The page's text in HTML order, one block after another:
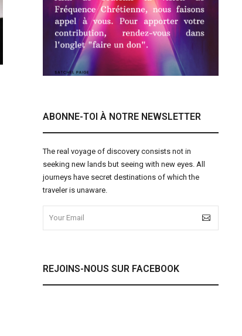
ABONNE-TOI À NOTRE NEWSLETTER
The real voyage of discovery consists not in
seeking new lands but seeing with new eyes. All
journeys have secret destinations of which the
traveler is unaware.
REJOINS-NOUS SUR FACEBOOK